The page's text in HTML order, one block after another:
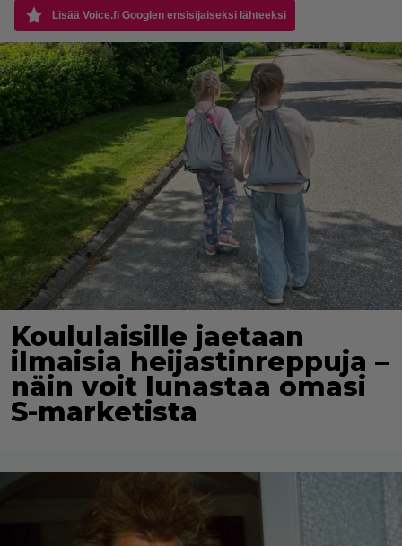
Lisää Voice.fi Googlen ensisijaiseksi lähteeksi
Koululaisille jaetaan
ilmaisia heijastinreppuja –
näin voit lunastaa omasi
S-marketista